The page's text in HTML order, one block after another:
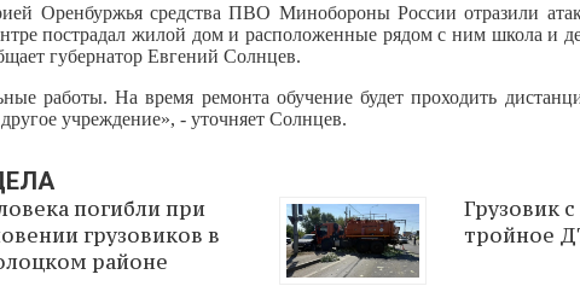
Оренбуржья средства ПВО Минобороны России отразили
пострадал жилой дом и расположенные рядом с ним школа и
губернатор Евгений Солнцев.
работы. На время ремонта обучение будет проходить
учреждение», - уточняет Солнцев.
погибли при
грузовиков в
районе
Грузовик
тройное